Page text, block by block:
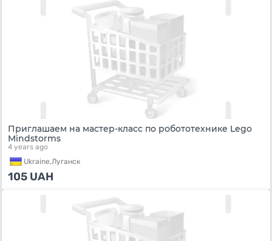
Приглашаем на мастер-класс по робототехнике Lego
Mindstorms
4 years ago
Ukraine,Луганск
105 UAH